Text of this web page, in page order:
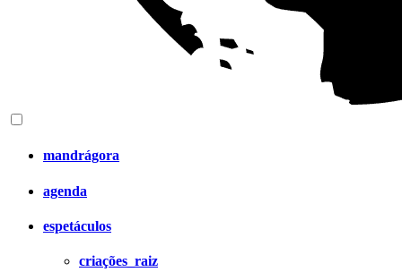
mandrágora
agenda
espetáculos
criações_raiz